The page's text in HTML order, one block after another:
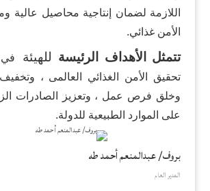
اللازمة لضمان إنتاجية محاصيل عالية
الأمن غذائي.
تتمثل الأهداف الرئيسة للهيئة
تحقيق الأمن الغذائي العالمى ،
وخلق فرص عمل ، وتعزيز الصادرات
على الموارد الطبيعية للدولة.
بروف/ عبدالمنعم أحمد طه
المدير العام